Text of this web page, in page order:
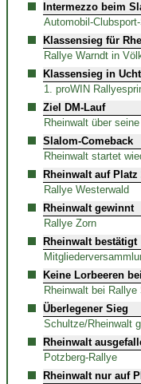
Intermezzo beim
Automobil-
Klassensieg für
Rallye Warndt in
Klassensieg in
1. proWIN
Ziel DM-Lauf
Rheinwalt über
Slalom-Comeback
Rheinwalt startet
Rheinwalt auf Platz
Rallye Westerwald
Rheinwalt gewinnt
Rallye Zorn
Rheinwalt bestätigt
Keine Lorbeeren
Rheinwalt bei
Überlegener Sieg
Schultze/Rheinwalt
Rheinwalt
Potzberg-Rallye
Rheinwalt nur auf